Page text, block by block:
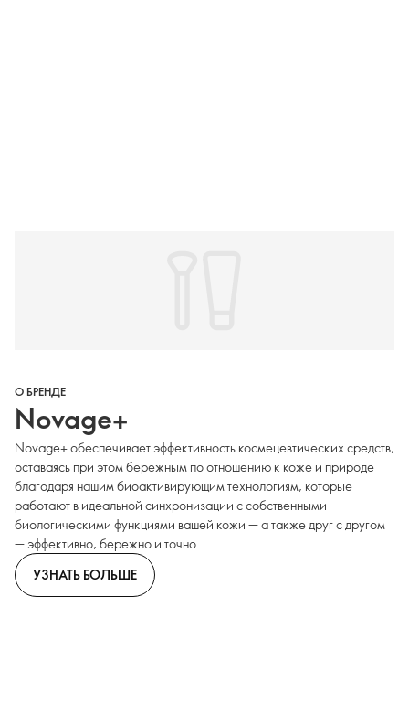
О БРЕНДЕ
Novage+
Novage+ обеспечивает эффективность космецевтических средств,
оставаясь при этом бережным по отношению к коже и природе
благодаря нашим биоактивирующим технологиям, которые
работают в идеальной синхронизации с собственными
биологическими функциями вашей кожи — а также друг с другом
— эффективно, бережно и точно.
УЗНАТЬ БОЛЬШЕ